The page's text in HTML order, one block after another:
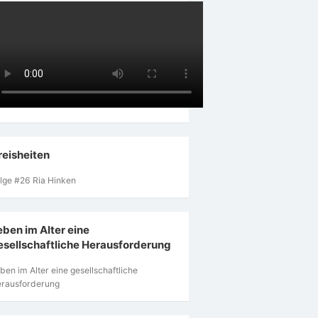
#26 Ria Hinken
im Alter eine
Herausforderung
im Alter eine gesellschaftliche